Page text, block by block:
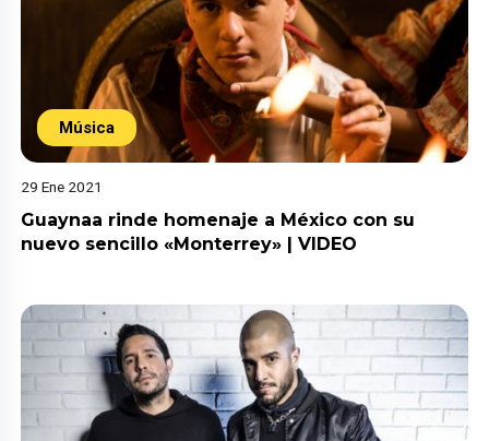
Música
29 Ene 2021
Guaynaa rinde homenaje a México con su
nuevo sencillo «Monterrey» | VIDEO